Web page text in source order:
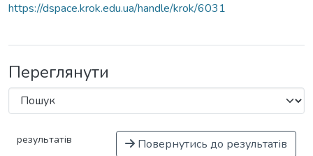
https://dspace.krok.edu.ua/handle/krok/6031
Переглянути
результатів Повернутись до результатів